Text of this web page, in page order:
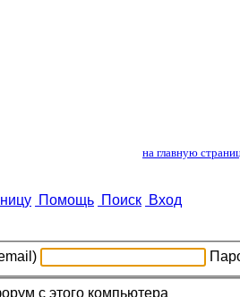
на главную
Помощь Поиск Вход
с этого компьютера